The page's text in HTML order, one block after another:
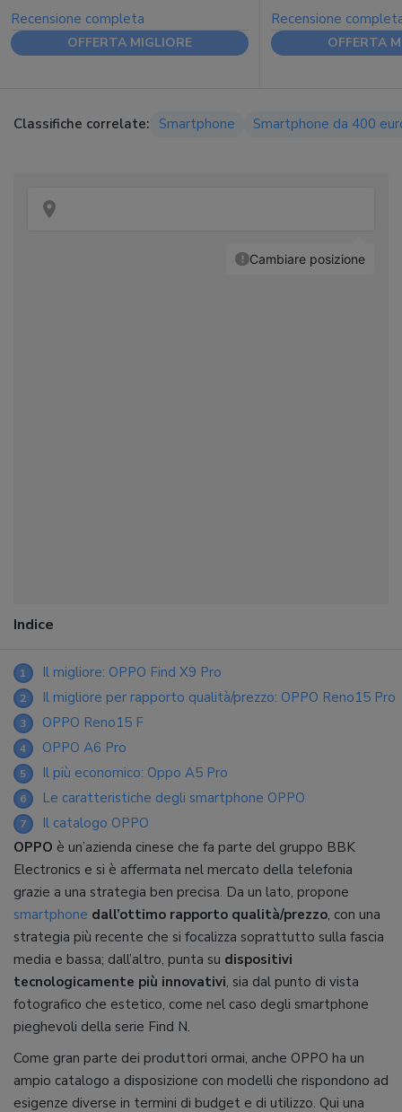
Recensione completa
OFFERTA MIGLIORE
Recensione
OFFERTA
Classifiche correlate: Smartphone Smartphone da 400
Indice
1 Il migliore: OPPO Find X9 Pro
2 Il migliore per rapporto qualità/prezzo: OPPO Reno15 Pro
3 OPPO Reno15 F
4 OPPO A6 Pro
5 Il più economico: Oppo A5 Pro
6 Le caratteristiche degli smartphone OPPO
7
Il catalogo OPPO
OPPO è un’azienda cinese che fa parte del gruppo BBK
Electronics e si è affermata nel mercato della telefonia
grazie a una strategia ben precisa. Da un lato, propone
smartphone dall’ottimo rapporto qualità/prezzo, con una
strategia più recente che si focalizza soprattutto sulla fascia
media e bassa; dall’altro, punta su dispositivi
tecnologicamente più innovativi, sia dal punto di vista
fotografico che estetico, come nel caso degli smartphone
pieghevoli della serie Find N.
Come gran parte dei produttori ormai, anche OPPO ha un
ampio catalogo a disposizione con modelli che rispondono ad
esigenze diverse in termini di budget e di utilizzo. Qui una